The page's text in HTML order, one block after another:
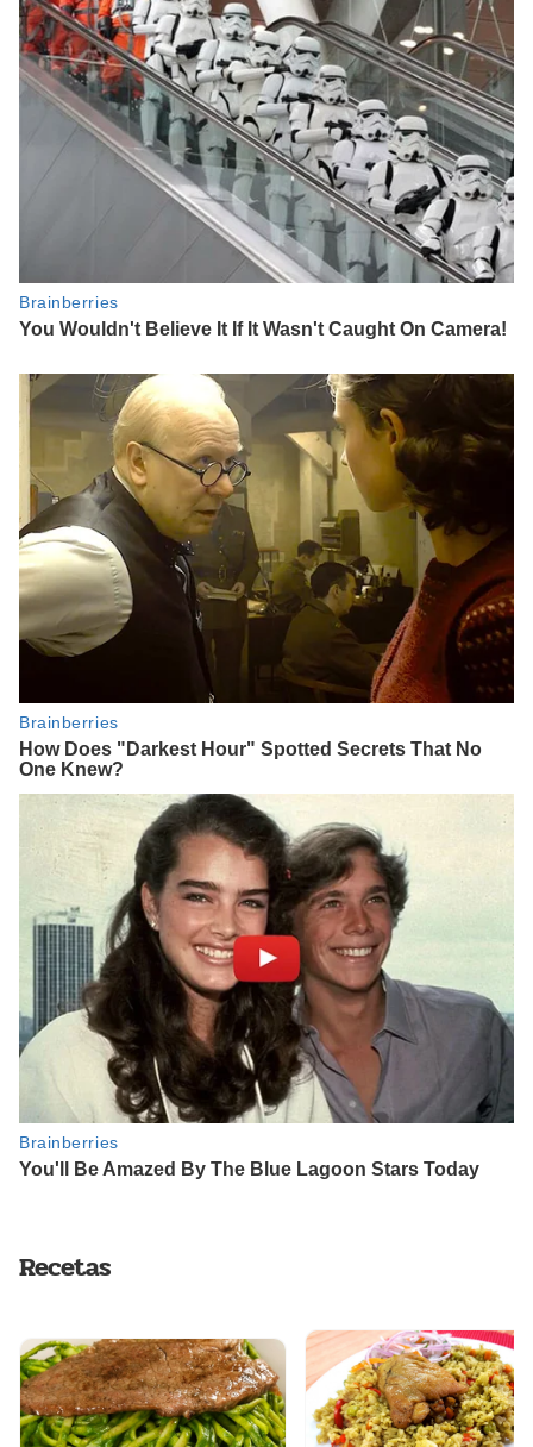
Recetas